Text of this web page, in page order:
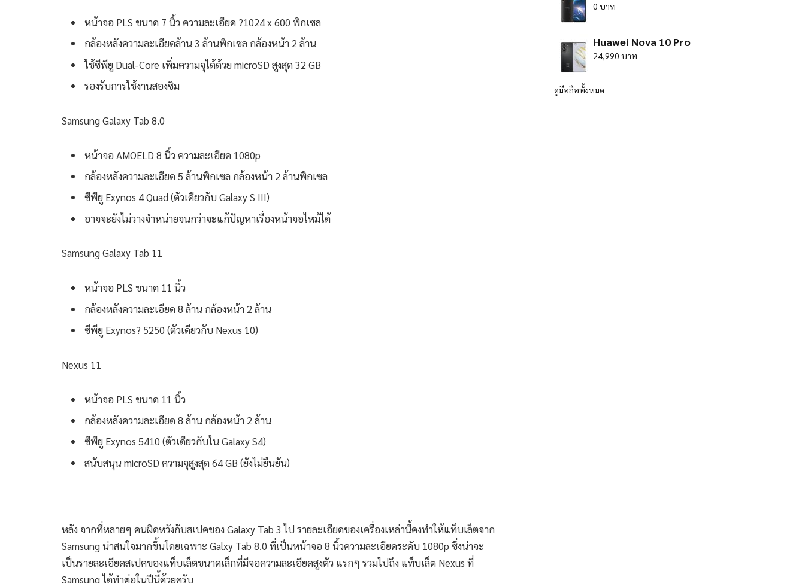
หน้าจอ PLS ขนาด 7 นิ้ว ความละเอียด ?1024 x 600 พิกเซล
กล้องหลังความละเอียดล้าน 3 ล้านพิกเซล กล้องหน้า 2 ล้าน
ใช้ซีพียู Dual-Core เพิ่มความจุได้ด้วย microSD สูงสุด 32 GB
รองรับการใช้งานสองซิม
Samsung Galaxy Tab 8.0
หน้าจอ AMOELD 8 นิ้ว ความละเอียด 1080p
กล้องหลังความละเอียด 5 ล้านพิกเซล กล้องหน้า 2 ล้านพิกเซล
ซีพียู Exynos 4 Quad (ตัวเดียวกับ Galaxy S III)
อาจจะยังไม่วางจำหน่ายจนกว่าจะแก้ปัญหาเรื่องหน้าจอไหม้ได้
Samsung Galaxy Tab 11
หน้าจอ PLS ขนาด 11 นิ้ว
กล้องหลังความละเอียด 8 ล้าน กล้องหน้า 2 ล้าน
ซีพียู Exynos? 5250 (ตัวเดียวกับ Nexus 10)
Nexus 11
หน้าจอ PLS ขนาด 11 นิ้ว
กล้องหลังความละเอียด 8 ล้าน กล้องหน้า 2 ล้าน
ซีพียู Exynos 5410 (ตัวเดียวกับใน Galaxy S4)
สนับสนุน microSD ความจุสูงสุด 64 GB (ยังไม่ยืนยัน)
หลัง จากที่หลายๆ คนผิดหวังกับสเปคของ Galaxy Tab 3 ไป รายละเอียดของเครื่องเหล่านี้คงทำให้แท็บเล็ตจาก
Samsung น่าสนใจมากขึ้นโดยเฉพาะ Galxy Tab 8.0 ที่เป็นหน้าจอ 8 นิ้วความละเอียดระดับ 1080p ซึ่งน่าจะ
เป็นรายละเอียดสเปคของแท็บเล็ตขนาดเล็กที่มีจอความละเอียดสูงตัว แรกๆ รวมไปถึง แท็บเล็ต Nexus ที่
Samsung ได้ทำต่อในปีนี้ด้วยครับ
0 บาท
Huawei Nova 10 Pro
24,990 บาท
ดูมือถือทั้งหมด